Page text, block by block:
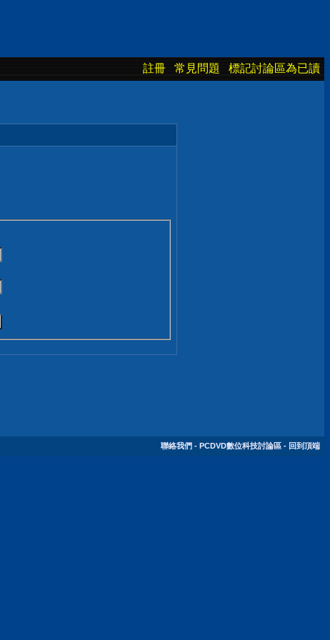
註冊 常見問題 標記討論區為已讀
聯絡我們 - PCDVD數位科技討論區 - 回到頂端